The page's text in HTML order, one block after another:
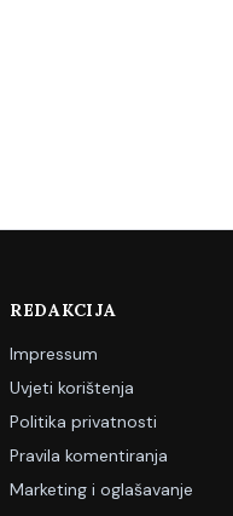
REDAKCIJA
Impressum
Uvjeti korištenja
Politika privatnosti
Pravila komentiranja
Marketing i oglašavanje